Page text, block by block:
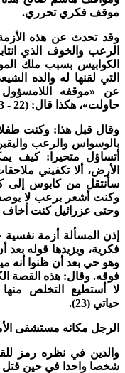
فكري تحرري.
تحدث عن هذه
والخوف الذي
بسبب ملك
لقنها له والده
«موقفه اللامسؤول
هكذا قال: (22 - 23 - 24 - 26).
قبل هذا: وكنت طفلا
والرعب
متحيرا: كيف
ألا تكفيني
من كابوس إلى
أشعر برعب لا يوصف،
عزرائيل كنت أخاف
المسألة أزمة نفسية
ويزيدها قوله بعد
حي بعد أن ظنوا أنه
وقال: هذه القصة
أستطيع التخلص
(23).
مكانه مستشفى
في نظره رمز
واحدا في حين قتل